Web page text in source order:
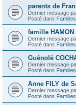
parents de
Dernier message
Posté dans Familles
famille HAMON
Dernier message
Posté dans Familles
Guénolé
Dernier message
Posté dans Familles
Anne FILY de
Dernier message
Posté dans Familles